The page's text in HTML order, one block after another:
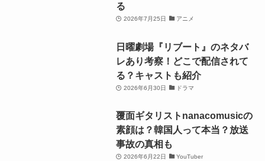
る
2026年7月25日 アニメ
日曜劇場『リブート』のネタバ
レあり考察！どこで配信されて
る？キャストも紹介
2026年6月30日 ドラマ
覆面ギタリストnanacomusicの
素顔は？韓国人って本当？放送
事故の真相も
2026年6月22日 YouTuber